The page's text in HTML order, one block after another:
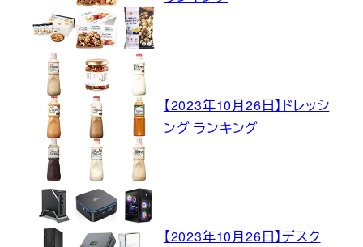
【2023年10月26日】ドレッシ
ング ランキング
【2023年10月26日】デスク